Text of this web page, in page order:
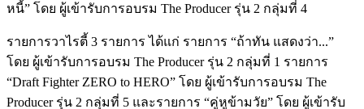
หนี้” โดย ผู้เข้ารับการอบรม The Producer รุ่น 2 กลุ่มที่ 4
รายการวาไรตี้ 3 รายการ ได้แก่ รายการ “ถ้าทัน แสดงว่า...”
โดย ผู้เข้ารับการอบรม The Producer รุ่น 2 กลุ่มที่ 1 รายการ
“Draft Fighter ZERO to HERO” โดย ผู้เข้ารับการอบรม The
Producer รุ่น 2 กลุ่มที่ 5 และรายการ “คู่หูข้ามวัย” โดย ผู้เข้ารับ